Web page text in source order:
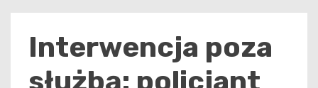
Interwencja poza
służbą: policjant